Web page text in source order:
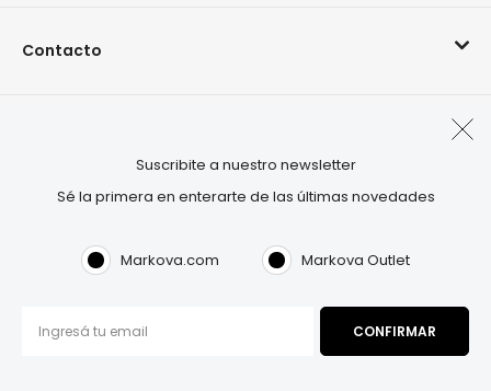
Contacto
Suscribite a nuestro newsletter
Sé la primera en enterarte de las últimas novedades
Markova.com Markova Outlet